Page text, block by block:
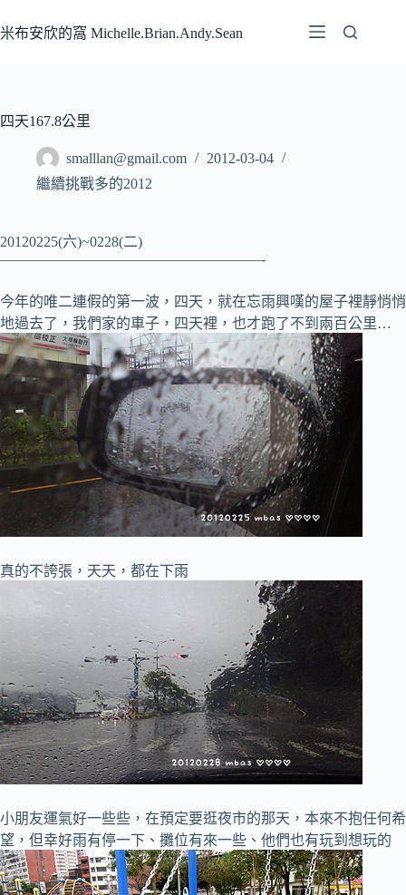
至
容
米布安欣的窩 Michelle.Brian.Andy.Sean
四天167.8公里
smalllan@gmail.com
2012-03-04
繼續挑戰多的2012
20120225(六)~0228(二)
——————————————————-
今年的唯二連假的第一波，四天，就在忘雨興嘆的屋子裡靜悄悄
地過去了，我們家的車子，四天裡，也才跑了不到兩百公里…
真的不誇張，天天，都在下雨
小朋友運氣好一些些，在預定要逛夜市的那天，本來不抱任何希
望，但幸好雨有停一下、攤位有來一些、他們也有玩到想玩的